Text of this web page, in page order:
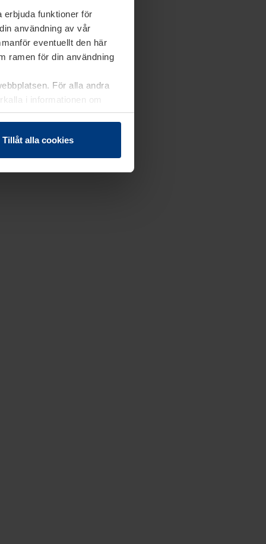
erbjuda funktioner för
användning av vår
eventuellt den här
ramen för din användning
För alla andra
i informationen om
Tillåt alla cookies